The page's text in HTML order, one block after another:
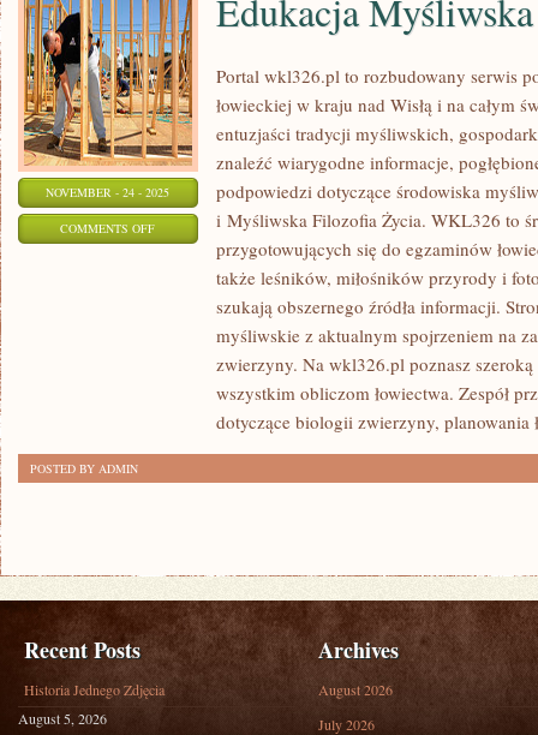
NOVEMBER - 24 - 2025
COMMENTS OFFON
MYŚLIWSKA
Edukacja Myśliwska
Portal wkl326.pl to rozbudowany serwis
łowieckiej w kraju nad Wisłą i na całym
entuzjaści tradycji myśliwskich,
znaleźć wiarygodne informacje,
podpowiedzi dotyczące środowiska
i Myśliwska Filozofia Życia. WKL326 to
przygotowujących się do egzaminów
także leśników, miłośników przyrody i
szukają obszernego źródła informacji.
myśliwskie z aktualnym spojrzeniem na
zwierzyny. Na wkl326.pl poznasz
wszystkim obliczom łowiectwa. Zespół
dotyczące biologii zwierzyny, planowania
POSTED BY ADMIN
Recent Posts
Historia Jednego Zdjęcia
August 5, 2026
Archives
August 2026
July 2026